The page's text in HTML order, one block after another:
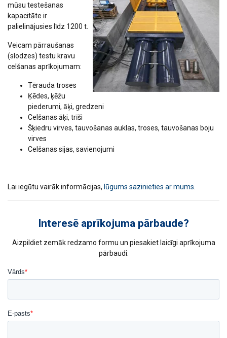
mūsu testešanas
kapacitāte ir
palielinājusies līdz 1200 t.
Veicam pārraušanas
(slodzes) testu kravu
celšanas aprīkojumam:
Tērauda troses
Ķēdes, ķēžu
piederumi, āķi, gredzeni
Celšanas āķi, trīši
Šķiedru virves, tauvošanas auklas, troses, tauvošanas boju
virves
Celšanas sijas, savienojumi
Lai iegūtu vairāk informācijas, lūgums sazinieties ar mums
Interesē aprīkojuma pārbaude?
Aizpildiet zemāk redzamo formu un piesakiet laicīgi aprīkojuma
pārbaudi:
izmantoti sīkfaili